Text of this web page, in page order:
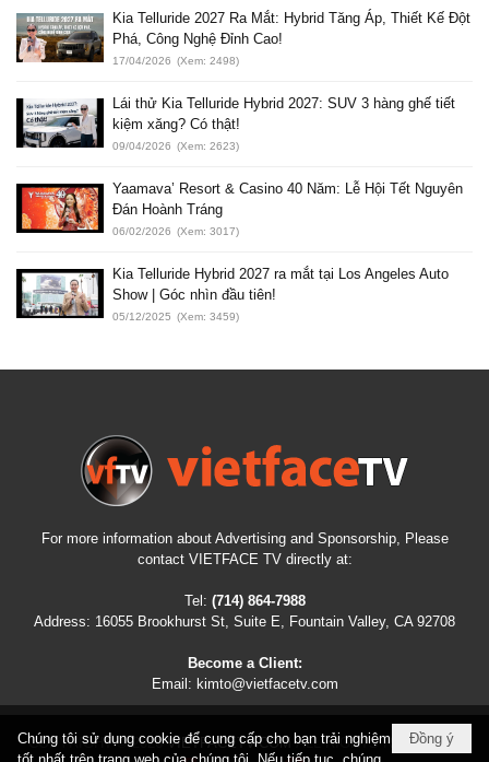
Kia Telluride 2027 Ra Mắt: Hybrid Tăng Áp, Thiết Kế Đột
Phá, Công Nghệ Đỉnh Cao!
17/04/2026 (Xem: 2498)
Lái thử Kia Telluride Hybrid 2027: SUV 3 hàng ghế tiết
kiệm xăng? Có thật!
09/04/2026 (Xem: 2623)
Yaamava’ Resort & Casino 40 Năm: Lễ Hội Tết Nguyên
Đán Hoành Tráng
06/02/2026 (Xem: 3017)
Kia Telluride Hybrid 2027 ra mắt tại Los Angeles Auto
Show | Góc nhìn đầu tiên!
05/12/2025 (Xem: 3459)
For more information about Advertising and Sponsorship, Please
contact VIETFACE TV directly at:
Tel: (714) 864-7988
Address: 16055 Brookhurst St, Suite E, Fountain Valley, CA 92708
Become a Client:
Email: kimto@vietfacetv.com
COPYRIGHT © 2026VIETFACETV.COM ALL RIGHTS RESERVED
Đồng ý
Chúng tôi sử dụng cookie để cung cấp cho bạn trải nghiệm